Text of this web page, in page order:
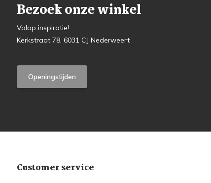
Bezoek onze winkel
Volop inspiratie!
Kerkstraat 78, 6031 CJ Nederweert
Openingstijden
Customer service